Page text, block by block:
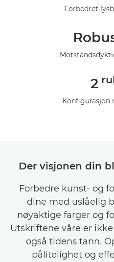
Forbedret
2
Konfigurasjon
Der visjonen din
Forbedre kunst- og
dine med uslåelig
nøyaktige farger og
Utskriftene våre er
også tidens tann.
pålitelighet og